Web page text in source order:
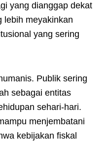
yang dianggap dekat
lebih meyakinkan
yang sering
Publik sering
sebagai entitas
sehari-hari.
menjembatani
kebijakan fiskal